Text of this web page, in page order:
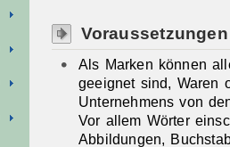
Voraussetzungen
Als Marken können
geeignet sind, Waren
Unternehmens von
Vor allem Wörter
Abbildungen,